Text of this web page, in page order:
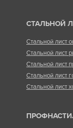
СТАЛЬНОЙ
Стальной лист
Стальной лист
Стальной лист
Стальной лист
Стальной лист